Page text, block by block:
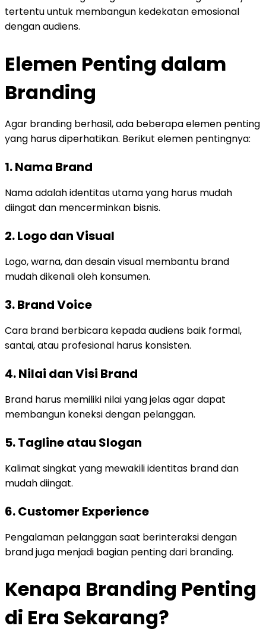
tertentu untuk membangun kedekatan emosional
dengan audiens.
Elemen Penting dalam
Branding
Agar branding berhasil, ada beberapa elemen penting
yang harus diperhatikan. Berikut elemen pentingnya:
1. Nama Brand
Nama adalah identitas utama yang harus mudah
diingat dan mencerminkan bisnis.
2. Logo dan Visual
Logo, warna, dan desain visual membantu brand
mudah dikenali oleh konsumen.
3. Brand Voice
Cara brand berbicara kepada audiens baik formal,
santai, atau profesional harus konsisten.
4. Nilai dan Visi Brand
Brand harus memiliki nilai yang jelas agar dapat
membangun koneksi dengan pelanggan.
5. Tagline atau Slogan
Kalimat singkat yang mewakili identitas brand dan
mudah diingat.
6. Customer Experience
Pengalaman pelanggan saat berinteraksi dengan
brand juga menjadi bagian penting dari branding.
Kenapa Branding Penting
di Era Sekarang?